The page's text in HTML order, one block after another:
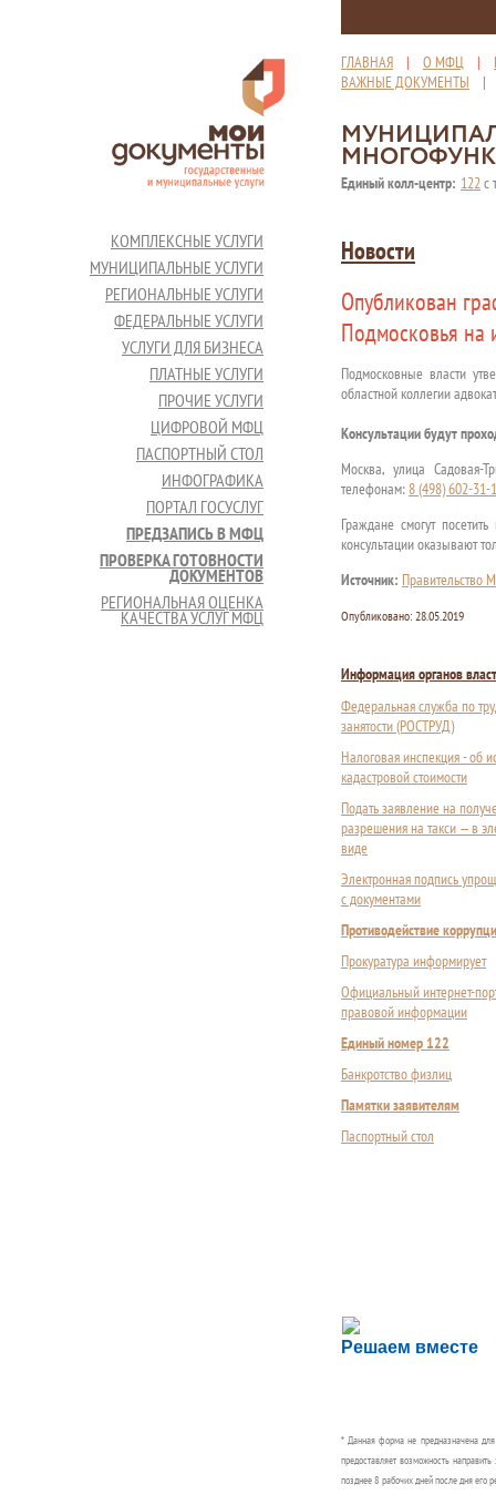
ГЛАВНАЯ | О МФЦ |
ВАЖНЫЕ ДОКУМЕНТЫ
Единый колл-центр: 122с
КОМПЛЕКСНЫЕ УСЛУГИ
МУНИЦИПАЛЬНЫЕ УСЛУГИ
РЕГИОНАЛЬНЫЕ УСЛУГИ
ФЕДЕРАЛЬНЫЕ УСЛУГИ
УСЛУГИ ДЛЯ БИЗНЕСА
ПЛАТНЫЕ УСЛУГИ
ПРОЧИЕ УСЛУГИ
ЦИФРОВОЙ МФЦ
ПАСПОРТНЫЙ СТОЛ
ИНФОГРАФИКА
ПОРТАЛ ГОСУСЛУГ
ПРЕДЗАПИСЬ В МФЦ
ПРОВЕРКА ГОТОВНОСТИ
ДОКУМЕНТОВ
РЕГИОНАЛЬНАЯ ОЦЕНКА
КАЧЕСТВА УСЛУГ МФЦ
Новости
Опубликован
Подмосковья на
Подмосковные власти
областной коллегии
Консультации будут
Москва, улица Садовая-
телефонам:8 (498) 602-31-
Граждане смогут
консультации оказывают
Источник: Правительство
Опубликовано: 28.05.2019
Информация органов
Федеральная служба по
занятости (РОСТРУД)
Налоговая инспекция - об
кадастровой стоимости
Подать заявление на
разрешения на такси — в
виде
Электронная подпись
с документами
Противодействие
Прокуратура информирует
Официальный интернет-
правовой информации
Единый номер 122
Банкротство физлиц
Памятки заявителям
Паспортный стол
Решаем вместе
Сложности с
Сообщите об этом
* Данная форма не предназначена
предоставляет возможность
позднее 8 рабочих дней после дня его